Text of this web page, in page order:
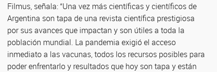
Filmus, señala: “Una vez más científicas y científicos de
Argentina son tapa de una revista científica prestigiosa
por sus avances que impactan y son útiles a toda la
población mundial. La pandemia exigió el acceso
inmediato a las vacunas, todos los recursos posibles para
poder enfrentarlo y resultados que hoy son tapa y están